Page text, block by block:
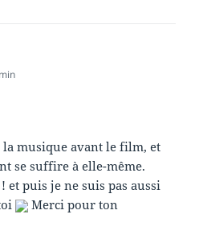
la musique avant le film, et
se suffire à elle-même.
et puis je ne suis pas aussi
Merci pour ton